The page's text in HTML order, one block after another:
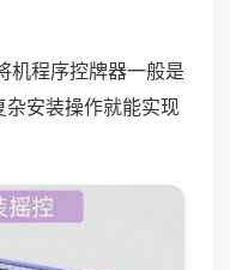
机程序控牌器一般是
安装操作就能实现